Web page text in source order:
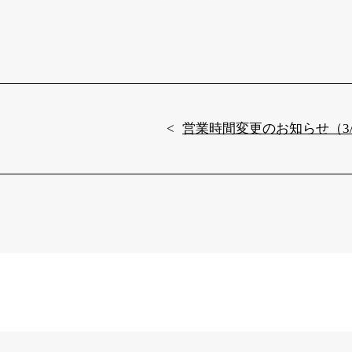
営業時間変更のお知らせ（3/